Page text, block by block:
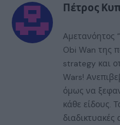
Πέτρος
Αμετανόητος
Obi Wan της
strategy και
Wars!
όμως να
κάθε είδους.